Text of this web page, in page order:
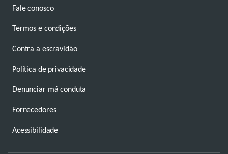
Fale conosco
Termos e condições
Contra a escravidão
Política de privacidade
Denunciar má conduta
Fornecedores
Acessibilidade